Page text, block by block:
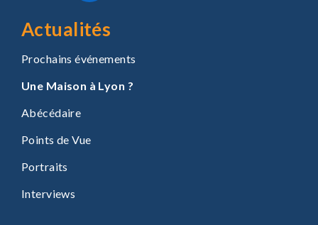
Actualités
Prochains événements
Une Maison à Lyon ?
Abécédaire
Points de Vue
Portraits
Interviews